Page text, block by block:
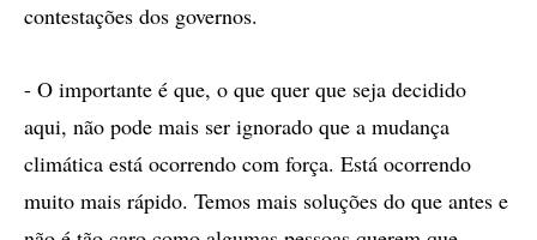
contestações dos governos.
- O importante é que, o que quer que seja decidido
aqui, não pode mais ser ignorado que a mudança
climática está ocorrendo com força. Está ocorrendo
muito mais rápido. Temos mais soluções do que antes e